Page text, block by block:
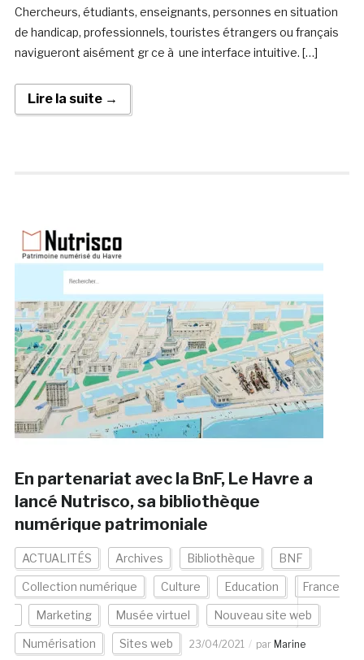
Chercheurs, étudiants, enseignants, personnes en situation
de handicap, professionnels, touristes étrangers ou français
navigueront aisément gr ce à une interface intuitive. […]
Lire la suite →
En partenariat avec la BnF, Le Havre a
lancé Nutrisco, sa bibliothèque
numérique patrimoniale
ACTUALITÉS Archives Bibliothèque BNF
Collection numérique Culture Education France
Marketing Musée virtuel Nouveau site web
Numérisation Sites web 23/04/2021 par Marine